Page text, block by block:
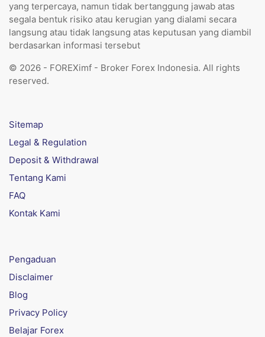
yang terpercaya, namun tidak bertanggung jawab atas
segala bentuk risiko atau kerugian yang dialami secara
langsung atau tidak langsung atas keputusan yang diambil
berdasarkan informasi tersebut
© 2026 - FOREXimf - Broker Forex Indonesia. All rights
reserved.
Sitemap
Legal & Regulation
Deposit & Withdrawal
Tentang Kami
FAQ
Kontak Kami
Pengaduan
Disclaimer
Blog
Privacy Policy
Belajar Forex